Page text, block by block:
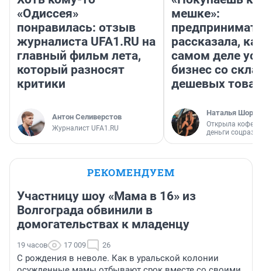
«Одиссея»
понравилась: отзыв
журналиста UFA1.RU на
главный фильм лета,
который разносят
критики
Антон Селиверстов
Журналист UFA1.RU
мешке»:
рассказала,
самом деле
бизнес со
дешевых
Наталья
Открыла
деньги
РЕКОМЕНДУЕМ
Участницу шоу «Мама в 16» из
Волгограда обвинили в
домогательствах к младенцу
19 часов 17 009 26
С рождения в неволе. Как в уральской колонии